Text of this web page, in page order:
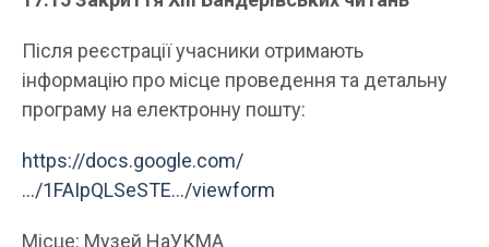
Після реєстрації учасники отримають
інформацію про місце проведення та детальну
програму на електронну пошту:
https://docs.google.com/
…/1FAIpQLSeSTE…/viewform
Місце: Музей НаУКМА